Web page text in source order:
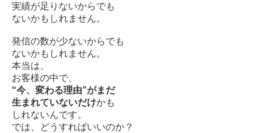
実績が足りないからでも
ないかもしれません。
発信の数が少ないからでも
ないかもしれません。
本当は、
お客様の中で、
“今、変わる理由”がまだ
生まれていないだけかも
しれないんです。
では、どうすればいいのか？